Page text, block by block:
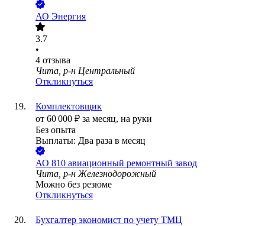
АО Энергия
3.7
•
4 отзыва
Чита, р-н Центральный
Откликнуться
Комплектовщик
от 60 000 ₽ за месяц, на руки
Без опыта
Выплаты: Два раза в месяц
АО 810 авиационный ремонтный завод
Чита, р-н Железнодорожный
Можно без резюме
Откликнуться
Бухгалтер экономист по учету ТМЦ